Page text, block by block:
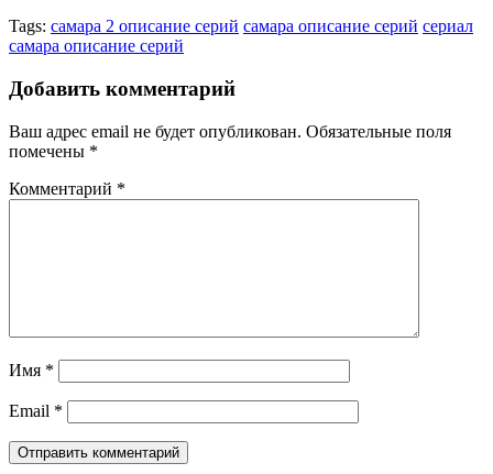
Tags: самара 2 описание серий самара описание серий сериал
самара описание серий
Добавить комментарий
Ваш адрес email не будет опубликован. Обязательные поля
помечены *
Комментарий *
Имя *
Email *